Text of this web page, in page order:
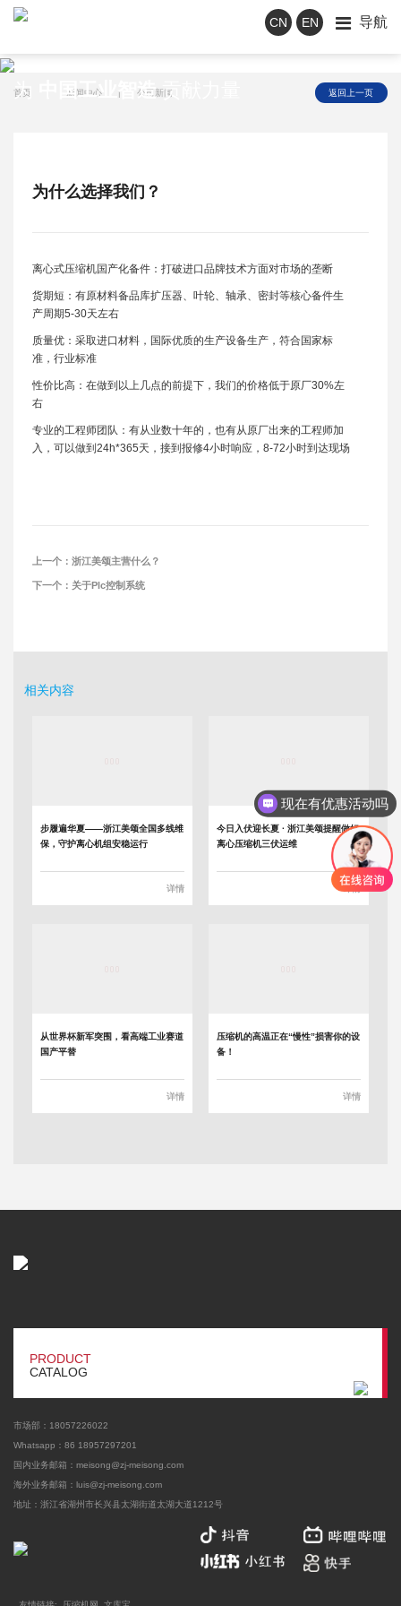
CN EN 导航
为 中国工业智造贡献力量
首页 新闻中心 | 公司新闻 返回上一页
为什么选择我们？
离心式压缩机国产化备件：打破进口品牌技术方面对市场的垄断
货期短：有原材料备品库扩压器、叶轮、轴承、密封等核心备件生
产周期5-30天左右
质量优：采取进口材料，国际优质的生产设备生产，符合国家标
准，行业标准
性价比高：在做到以上几点的前提下，我们的价格低于原厂30%左
右
专业的工程师团队：有从业数十年的，也有从原厂出来的工程师加
入，可以做到24h*365天，接到报修4小时响应，8-72小时到达现场
上一个： 浙江美颂主营什么？
下一个： 关于Plc控制系统
相关内容
步履遍华夏——浙江美颂全国多线维
保，守护离心机组安稳运行
详情
今日入伏迎长夏 · 浙江美颂提醒做好
离心压缩机三伏运维
详情
从世界杯新军突围，看高端工业赛道
国产平替
详情
压缩机的高温正在“慢性”损害你的设
备！
详情
PRODUCT
CATALOG
市场部：18057226022
Whatsapp：86 18957297201
国内业务邮箱：meisong@zj-meisong.com
海外业务邮箱： luis@zj-meisong.com
地址：浙江省湖州市长兴县太湖街道太湖大道1212号
现在有优惠活动吗